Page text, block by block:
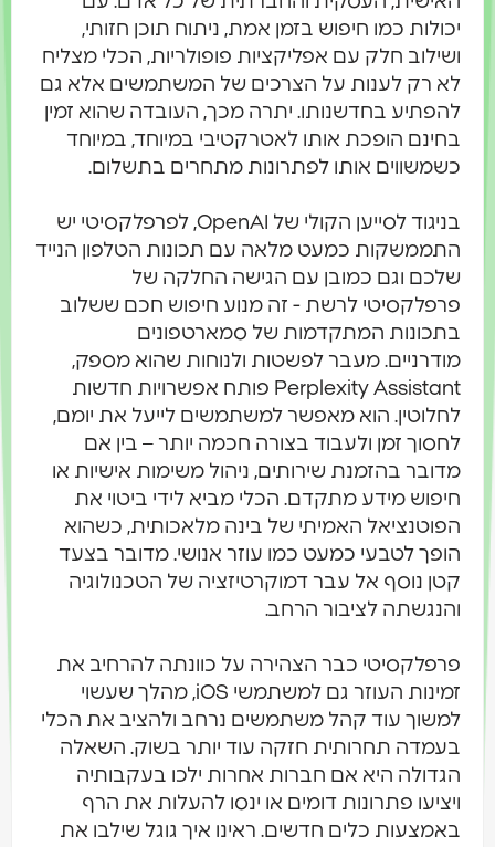
יכולות כמו חיפוש בזמן אמת, ניתוח תוכן חזותי,
ושילוב חלק עם אפליקציות פופולריות, הכלי מצליח
לא רק לענות על הצרכים של המשתמשים אלא גם
להפתיע בחדשנותו. יתרה מכך, העובדה שהוא זמין
בחינם הופכת אותו לאטרקטיבי במיוחד, במיוחד
כשמשווים אותו לפתרונות מתחרים בתשלום.
בניגוד לסייען הקולי של OpenAI, לפרפלקסיטי יש
התממשקות כמעט מלאה עם תכונות הטלפון הנייד
שלכם וגם כמובן עם הגישה החלקה של
פרפלקסיטי לרשת - זה מנוע חיפוש חכם ששלוב
בתכונות המתקדמות של סמארטפונים
מודרניים. מעבר לפשטות ולנוחות שהוא מספק,
Perplexity Assistant פותח אפשרויות חדשות
לחלוטין. הוא מאפשר למשתמשים לייעל את יומם,
לחסוך זמן ולעבוד בצורה חכמה יותר – בין אם
מדובר בהזמנת שירותים, ניהול משימות אישיות או
חיפוש מידע מתקדם. הכלי מביא לידי ביטוי את
הפוטנציאל האמיתי של בינה מלאכותית, כשהוא
הופך לטבעי כמעט כמו עוזר אנושי. מדובר בצעד
קטן נוסף אל עבר דמוקרטיזציה של הטכנולוגיה
והנגשתה לציבור הרחב.
פרפלקסיטי כבר הצהירה על כוונתה להרחיב את
זמינות העוזר גם למשתמשי iOS, מהלך שעשוי
למשוך עוד קהל משתמשים נרחב ולהציב את הכלי
בעמדה תחרותית חזקה עוד יותר בשוק. השאלה
הגדולה היא אם חברות אחרות ילכו בעקבותיה
ויציעו פתרונות דומים או ינסו להעלות את הרף
באמצעות כלים חדשים. ראינו איך גוגל שילבו את